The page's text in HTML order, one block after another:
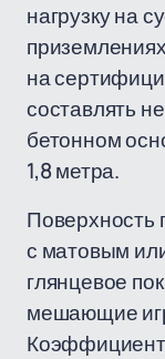
нагрузку на
на
составлять
бетонном
1,8 метра.
Поверхность
с матовым
глянцевое
мешающие
Коэффициент